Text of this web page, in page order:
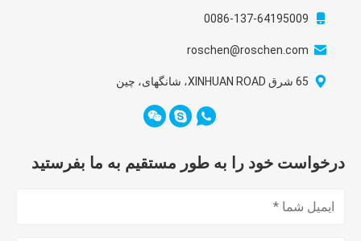
0086-137-64195009
roschen@roschen.com
65 شرق XINHUAN ROAD، شانگهای، چین
درخواست خود را به طور مستقیم به ما بفرستید